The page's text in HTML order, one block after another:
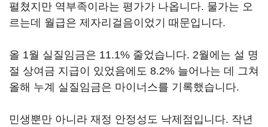
펼쳤지만 역부족이라는 평가가 나옵니다. 물가는 오
르는데 월급은 제자리걸음이었기 때문입니다.
올 1월 실질임금은 11.1% 줄었습니다. 2월에는 설 명
절 상여금 지급이 있었음에도 8.2% 늘어나는 데 그쳐
올해 누계 실질임금은 마이너스를 기록했습니다.
민생뿐만 아니라 재정 안정성도 낙제점입니다. 작년